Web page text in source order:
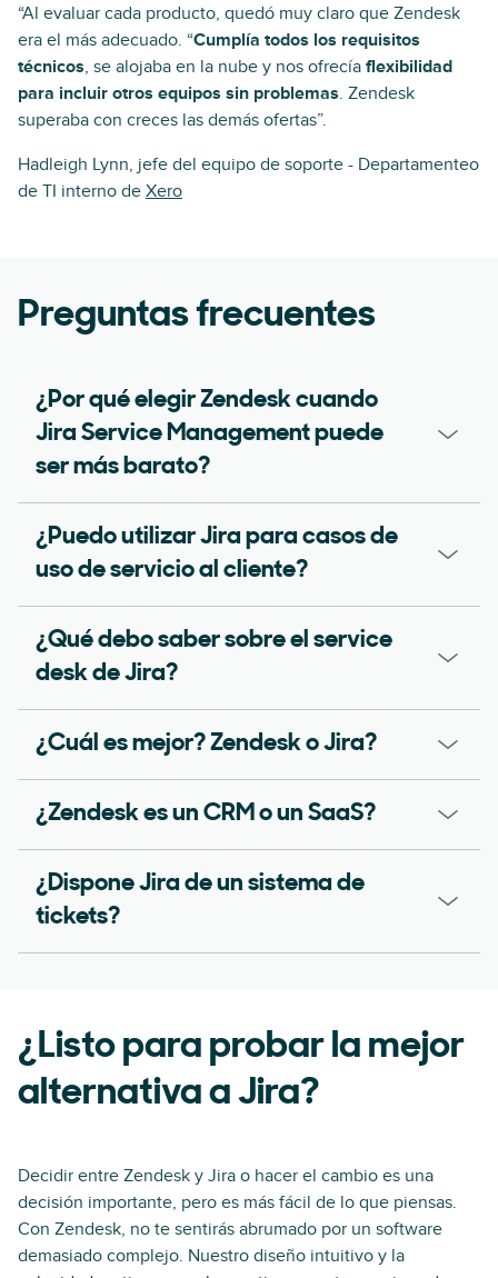
“Al evaluar cada producto, quedó muy claro que Zendesk
era el más adecuado. “Cumplía todos los requisitos
técnicos, se alojaba en la nube y nos ofrecía flexibilidad
para incluir otros equipos sin problemas. Zendesk
superaba con creces las demás ofertas”.
Hadleigh Lynn, jefe del equipo de soporte - Departamenteo
de TI interno de Xero
Preguntas frecuentes
¿Por qué elegir Zendesk cuando
Jira Service Management puede
ser más barato?
¿Puedo utilizar Jira para casos de
uso de servicio al cliente?
¿Qué debo saber sobre el service
desk de Jira?
¿Cuál es mejor? Zendesk o Jira?
¿Zendesk es un CRM o un SaaS?
¿Dispone Jira de un sistema de
tickets?
¿Listo para probar la mejor
alternativa a Jira?
Decidir entre Zendesk y Jira o hacer el cambio es una
decisión importante, pero es más fácil de lo que piensas.
Con Zendesk, no te sentirás abrumado por un software
demasiado complejo. Nuestro diseño intuitivo y la